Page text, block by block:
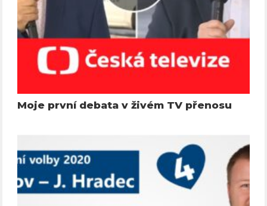
Moje první debata v živém TV přenosu